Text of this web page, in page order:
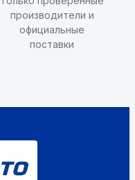
производители и
официальные
поставки